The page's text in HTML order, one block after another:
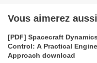
Vous aimerez aussi
[PDF] Spacecraft
Control: A Practical
Approach download